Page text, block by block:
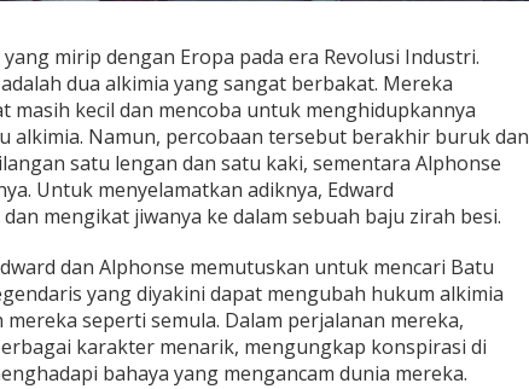
mirip dengan Eropa pada era Revolusi Industri.
dua alkimia yang sangat berbakat. Mereka
masih kecil dan mencoba untuk menghidupkannya
alkimia. Namun, percobaan tersebut berakhir buruk dan
satu lengan dan satu kaki, sementara Alphonse
Untuk menyelamatkan adiknya, Edward
mengikat jiwanya ke dalam sebuah baju zirah besi.
dan Alphonse memutuskan untuk mencari Batu
yang diyakini dapat mengubah hukum alkimia
seperti semula. Dalam perjalanan mereka,
karakter menarik, mengungkap konspirasi di
bahaya yang mengancam dunia mereka.